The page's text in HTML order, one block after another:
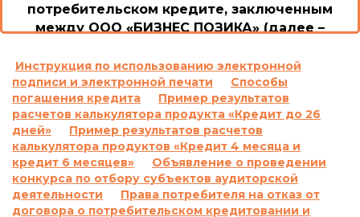
потребительском кредите, заключенным
между ООО «БИЗНЕС ПОЗИКА» (далее –
1. Возможные последствия для потребителя в
случае пользования потребительским
кредитом или невыполнение им обязанностей
согласно договору о потребительском кредите,
включая просрочку выполнения обязательств
по уплате платежей, а также размер неустойки,
процентной ставки, других платежей,
применяемых или взимаемых в случае
невыполнения обязательства по договору о
Инструкция по использованию электронной
подписи и электронной печати
Способы
погашения кредита
Пример результатов
расчетов калькулятора продукта «Кредит до 26
дней»
Пример результатов расчетов
калькулятора продуктов «Кредит 4 месяца и
кредит 6 месяцев»
Объявление о проведении
конкурса по отбору субъектов аудиторской
деятельности
Права потребителя на отказ от
договора о потребительском кредитовании и